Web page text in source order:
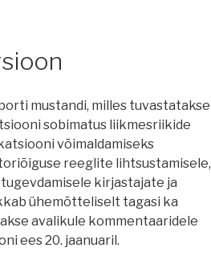
mustandi, milles tuvastatakse
sobimatus liikmesriikide
võimaldamiseks
reeglite lihtsustamisele,
kirjastajate ja
ühemõtteliselt tagasi ka
avalikule kommentaaridele
ees 20. jaanuaril.